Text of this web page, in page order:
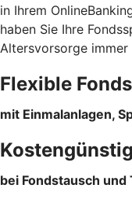
in Ihrem
haben Sie Ihre
Altersvorsorge immer
Flexible
mit Einmalanlagen,
bei Fondstausch und